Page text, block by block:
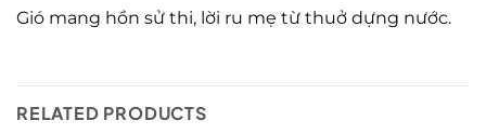
Gió mang hồn sử thi, lời ru mẹ từ thuở dựng nước.
RELATED PRODUCTS